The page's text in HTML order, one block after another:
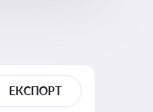
ЕКСПОРТ